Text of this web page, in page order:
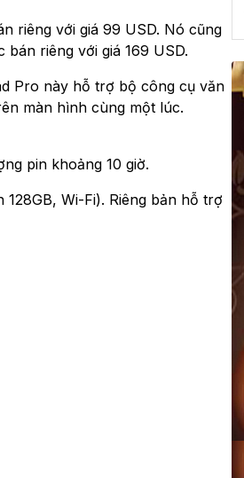
riêng với giá 99 USD. Nó cũng
riêng với giá 169 USD.
Pro này hỗ trợ bộ công cụ văn
màn hình cùng một lúc.
pin khoảng 10 giờ.
Wi-Fi). Riêng bản hỗ trợ